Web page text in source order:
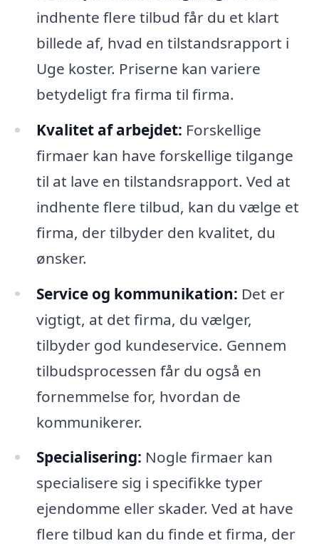
indhente flere tilbud får du et klart
billede af, hvad en tilstandsrapport i
Uge koster. Priserne kan variere
betydeligt fra firma til firma.
Kvalitet af arbejdet: Forskellige
firmaer kan have forskellige tilgange
til at lave en tilstandsrapport. Ved at
indhente flere tilbud, kan du vælge et
firma, der tilbyder den kvalitet, du
ønsker.
Service og kommunikation: Det er
vigtigt, at det firma, du vælger,
tilbyder god kundeservice. Gennem
tilbudsprocessen får du også en
fornemmelse for, hvordan de
kommunikerer.
Specialisering: Nogle firmaer kan
specialisere sig i specifikke typer
ejendomme eller skader. Ved at have
flere tilbud kan du finde et firma, der